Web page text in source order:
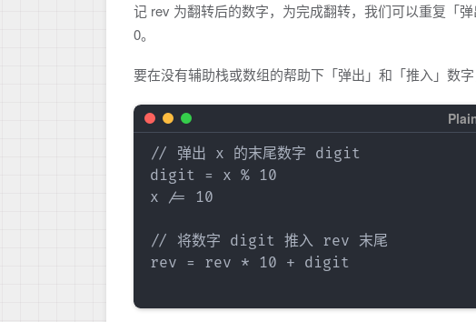
记 rev 为翻转后的数字，为完成翻转，我们可以重复「
0。
要在没有辅助栈或数组的帮助下「弹出」和「推入」数字
// 弹出 x 的末尾数字 digit
digit = x % 10
x /= 10
// 将数字 digit 推入 rev 末尾
rev = rev * 10 + digit